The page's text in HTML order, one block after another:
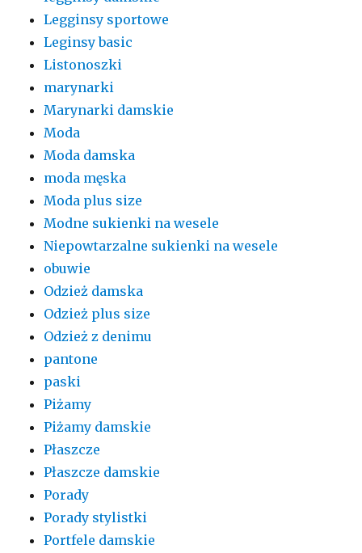
Legginsy sportowe
Leginsy basic
Listonoszki
marynarki
Marynarki damskie
Moda
Moda damska
moda męska
Moda plus size
Modne sukienki na wesele
Niepowtarzalne sukienki na wesele
obuwie
Odzież damska
Odzież plus size
Odzież z denimu
pantone
paski
Piżamy
Piżamy damskie
Płaszcze
Płaszcze damskie
Porady
Porady stylistki
Portfele damskie